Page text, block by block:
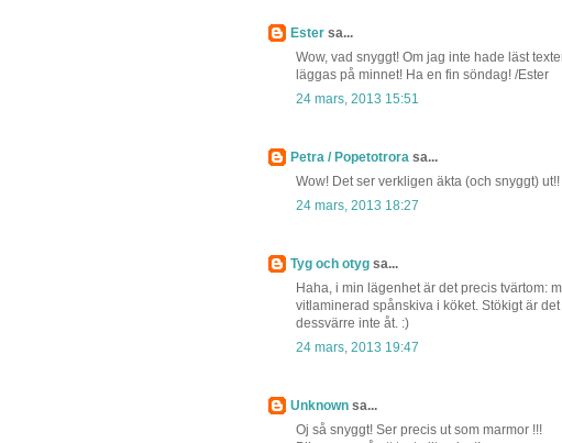
Ester sa...
Wow, vad snyggt! Om jag inte hade läst
läggas på minnet! Ha en fin söndag! /Ester
24 mars, 2013 15:51
Petra / Popetotrora sa...
Wow! Det ser verkligen äkta (och snyggt) ut!!
24 mars, 2013 18:27
Tyg och otyg sa...
Haha, i min lägenhet är det precis tvärtom:
vitlaminerad spånskiva i köket. Stökigt är
dessvärre inte åt. :)
24 mars, 2013 19:47
Unknown sa...
Oj så snyggt! Ser precis ut som marmor !!!